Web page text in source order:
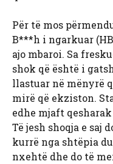
Për të mos
B***h i ngarkuar
ajo mbaroi. Sa
shok që është i
llastuar në mënyrë
mirë që ekziston.
edhe mjaft
Të jesh shoqja e saj
kurrë nga shtëpia
nxehtë dhe do të